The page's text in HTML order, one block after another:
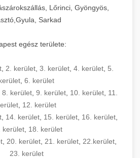
Lőrinci, Gyöngyös,
Sarkad
egész területe:
2. kerület 3. kerület 4. kerület 5.
6. kerület
8. kerület, 9. kerület, 10. kerület, 11.
12. kerület
14. kerület 15. kerület 16. kerület
kerület 18. kerület
20. kerület 21. kerület 22.kerület
23. kerület